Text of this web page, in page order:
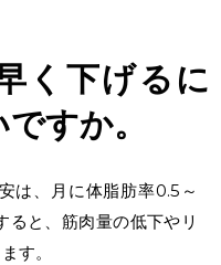
く下げるに
すか。
は、月に体脂肪率0.5～
ると、筋肉量の低下やリ
す。